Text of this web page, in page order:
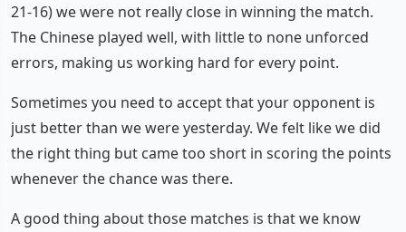
21-16) we were not really close in winning the match.
The Chinese played well, with little to none unforced
errors, making us working hard for every point.
Sometimes you need to accept that your opponent is
just better than we were yesterday. We felt like we did
the right thing but came too short in scoring the points
whenever the chance was there.
A good thing about those matches is that we know